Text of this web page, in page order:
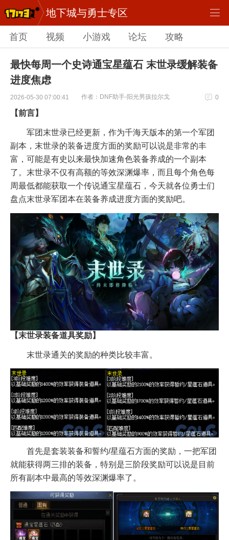
地下城与勇士专区
首页 视频 小游戏 论坛 攻略
最快每周一个史诗通宝星蕴石 末世录缓解装备
进度焦虑
2026-05-30 07:00:41 作者：DNF助手-阳光男孩拉尔戈 0
【前言】
军团末世录已经更新，作为千海天版本的第一个军团
副本，末世录的装备进度方面的奖励可以说是非常的丰
富，可能是有史以来最快加速角色装备养成的一个副本
了。末世录不仅有高额的等效深渊爆率，而且每个角色每
周最低都能获取一个传说通宝星蕴石，今天就各位勇士们
盘点末世录军团本在装备养成进度方面的奖励吧。
【末世录装备道具奖励】
末世录通关的奖励的种类比较丰富。
首先是套装装备和誓约/星蕴石方面的奖励，一把军团
就能获得两三排的装备，特别是三阶段奖励可以说是目前
所有副本中最高的等效深渊爆率了。